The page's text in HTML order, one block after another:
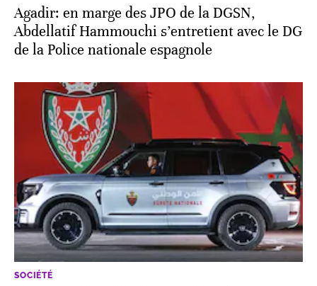
Agadir: en marge des JPO de la DGSN,
Abdellatif Hammouchi s’entretient avec le DG
de la Police nationale espagnole
SOCIÉTÉ